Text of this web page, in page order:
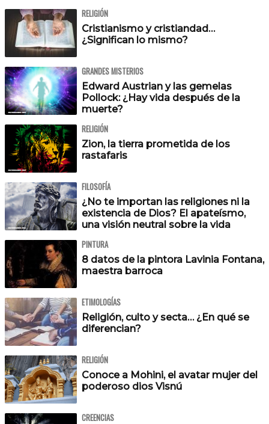
RELIGIÓN
Cristianismo y cristiandad…
¿Significan lo mismo?
GRANDES MISTERIOS
Edward Austrian y las gemelas
Pollock: ¿Hay vida después de la
muerte?
RELIGIÓN
Zion, la tierra prometida de los
rastafaris
FILOSOFÍA
¿No te importan las religiones ni la
existencia de Dios? El apateísmo,
una visión neutral sobre la vida
PINTURA
8 datos de la pintora Lavinia Fontana,
maestra barroca
ETIMOLOGÍAS
Religión, culto y secta… ¿En qué se
diferencian?
RELIGIÓN
Conoce a Mohini, el avatar mujer del
poderoso dios Visnú
CREENCIAS